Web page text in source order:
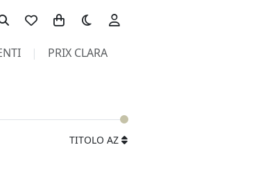
Toggle theme
PRIX CLARA
TITOLO AZ